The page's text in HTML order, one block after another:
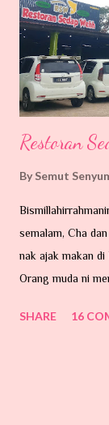
cemburu, itu
mengganggumu,
Restoran
By Semut
semalam, Cha
nak ajak makan di
Orang muda ni
di sini kalau ke
program
SHARE 16